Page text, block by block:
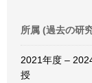
所属 (過去の研
2021年度 –
授